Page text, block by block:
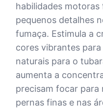
habilidades
pequenos detalhes
fumaça. Estimula a
cores vibrantes
naturais para o
aumenta a
precisam focar para
pernas finas e nas